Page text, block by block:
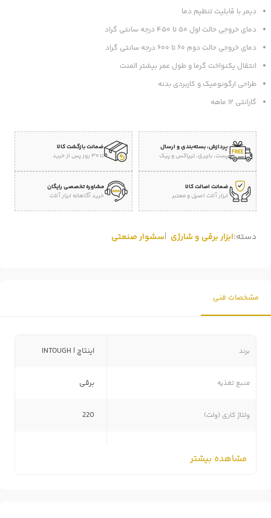
دیمر با قابلیت تنظیم دما
دمای خروجی حالت اول 50 تا 450 درجه سانتی گراد
دمای خروجی حالت دوم 60 تا 600 درجه سانتی گراد
انتقال یکنواخت گرما و طول عمر بیشتر المنت
طراحی ارگونومیک و کاربردی بدنه
گارانتی 12 ماهه
پردازش، بسته‌بندی و ارسال
پست، باربری، تیپاکس و پیک
ضمانت بازگشت کالا
تا 30 روز پس از خرید
ضمانت اصالت کالا
ابزار آلات اصیل و معتبر
مشاوره تخصصی رایگان
خرید آگاهانه ابزار آلات
دسته:ابزار برقی و شارژی سشوار صنعتی
مشخصات فنی
برند اینتاچ | INTOUGH
منبع تغذیه برقی
ولتاژ کاری (ولت) 220
مشاهده بیشتر